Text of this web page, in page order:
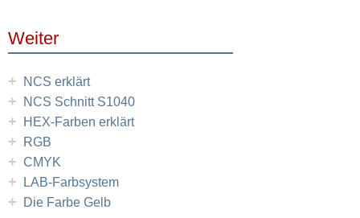
Weiter
+ NCS erklärt
+ NCS Schnitt S1040
+ HEX-Farben erklärt
+ RGB
+ CMYK
+ LAB-Farbsystem
+ Die Farbe Gelb